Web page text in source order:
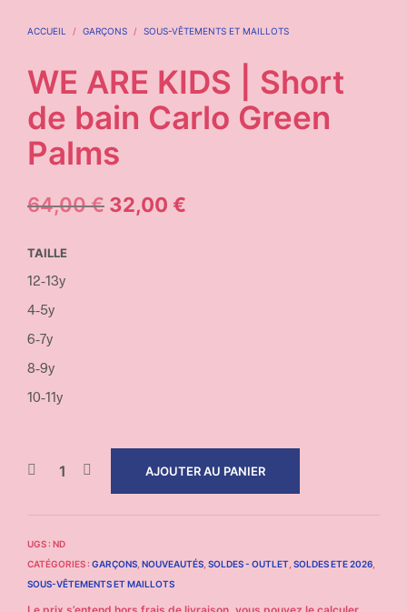
ACCUEIL / GARÇONS / SOUS-VÊTEMENTS ET MAILLOTS
WE ARE KIDS | Short
de bain Carlo Green
Palms
64,00€ 32,00 €
TAILLE
12-13y
4-5y
6-7y
8-9y
10-11y
AJOUTER AU PANIER
UGS : ND
CATÉGORIES : GARÇONS NOUVEAUTÉS SOLDES - OUTLET SOLDES ETE 2026
SOUS-VÊTEMENTS ET MAILLOTS